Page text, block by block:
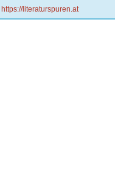
https://literaturspuren.at